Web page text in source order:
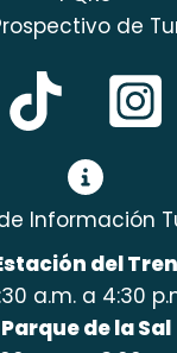
de
Información
del Tren
a.m. a 4:30
Parque de la Sal